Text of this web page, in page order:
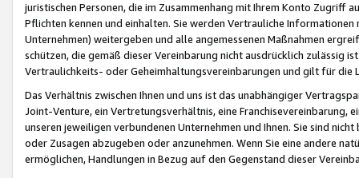
juristischen Personen, die im Zusammenhang mit Ihrem Konto
Pflichten kennen und einhalten. Sie werden Vertrauliche
Unternehmen) weitergeben und alle angemessenen Maßnahmen
schützen, die gemäß dieser Vereinbarung nicht ausdrücklich zulässig
Vertraulichkeits- oder Geheimhaltungsvereinbarungen und gilt für die
Das Verhältnis zwischen Ihnen und uns ist das unabhängiger
Joint-Venture, ein Vertretungsverhältnis, eine Franchisevereinbarung,
unseren jeweiligen verbundenen Unternehmen und Ihnen. Sie sind
oder Zusagen abzugeben oder anzunehmen. Wenn Sie eine andere
ermöglichen, Handlungen in Bezug auf den Gegenstand dieser